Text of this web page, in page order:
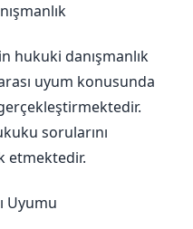
hukuki danışmanlık
uyum konusunda
sorularını
etmektedir.
Uyumu